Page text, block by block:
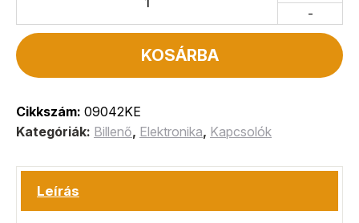
-
KOSÁRBA
Cikkszám: 09042KE
Kategóriák: Billenő, Elektronika, Kapcsolók
Leírás